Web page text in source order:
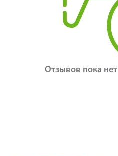
Отзывов пока нет